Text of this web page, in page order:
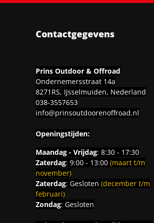
Contactgegevens
Prins Outdoor & Offroad
Ondernemersstraat 14a
8271RS, IJsselmuiden, Nederland
038-3557653
info@prinsoutdoorenoffroad.nl
Openingstijden:
Maandag - Vrijdag: 8:30 - 17:30
Zaterdag: 9:00 - 13:00 (maart t/m
november)
Zaterdag: Gesloten (december t/m
februari)
Zondag: Gesloten